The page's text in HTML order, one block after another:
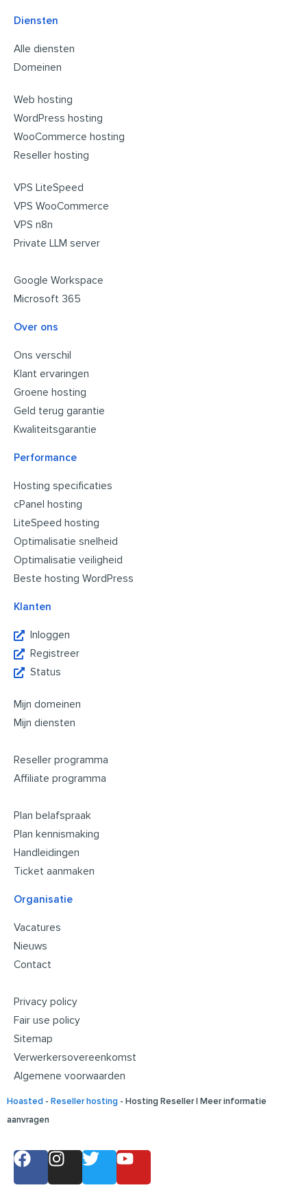
Diensten
Alle diensten
Domeinen
Web hosting
WordPress hosting
WooCommerce hosting
Reseller hosting
VPS LiteSpeed
VPS WooCommerce
VPS n8n
Private LLM server
Google Workspace
Microsoft 365
Over ons
Ons verschil
Klant ervaringen
Groene hosting
Geld terug garantie
Kwaliteitsgarantie
Performance
Hosting specificaties
cPanel hosting
LiteSpeed hosting
Optimalisatie snelheid
Optimalisatie veiligheid
Beste hosting WordPress
Klanten
Inloggen
Registreer
Status
Mijn domeinen
Mijn diensten
Reseller programma
Affiliate programma
Plan belafspraak
Plan kennismaking
Handleidingen
Ticket aanmaken
Organisatie
Vacatures
Nieuws
Contact
Privacy policy
Fair use policy
Sitemap
Verwerkersovereenkomst
Algemene voorwaarden
Hoasted - Reseller hosting - Hosting Reseller | Meer informatie
aanvragen
F
T
Y